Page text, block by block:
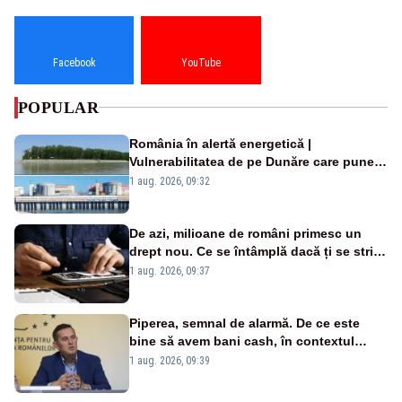
Facebook YouTube
POPULAR
România în alertă energetică |
Vulnerabilitatea de pe Dunăre care pune
în pericol Centrala Cernavodă era
1 aug. 2026, 09:32
De azi, milioane de români primesc un
drept nou. Ce se întâmplă dacă ți se strică
un produs
1 aug. 2026, 09:37
Piperea, semnal de alarmă. De ce este
bine să avem bani cash, în contextul
alertei energetice?
1 aug. 2026, 09:39